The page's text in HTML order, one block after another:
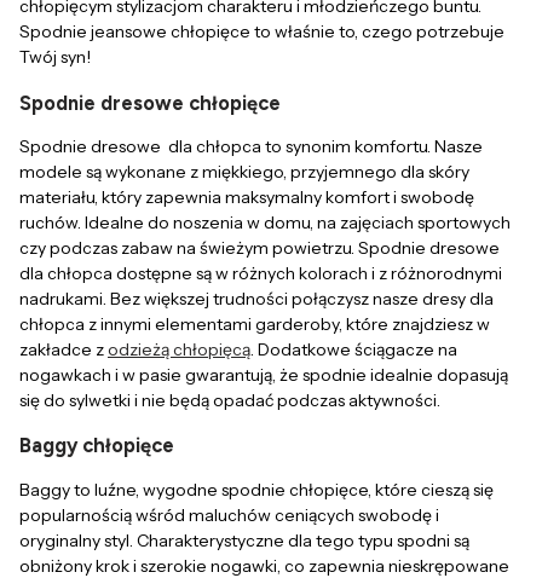
chłopięcym stylizacjom charakteru i młodzieńczego buntu.
Spodnie jeansowe chłopięce to właśnie to, czego potrzebuje
Twój syn!
Spodnie dresowe chłopięce
Spodnie dresowe dla chłopca to synonim komfortu. Nasze
modele są wykonane z miękkiego, przyjemnego dla skóry
materiału, który zapewnia maksymalny komfort i swobodę
ruchów. Idealne do noszenia w domu, na zajęciach sportowych
czy podczas zabaw na świeżym powietrzu. Spodnie dresowe
dla chłopca dostępne są w różnych kolorach i z różnorodnymi
nadrukami. Bez większej trudności połączysz nasze dresy dla
chłopca z innymi elementami garderoby, które znajdziesz w
zakładce zodzieżą chłopięcą. Dodatkowe ściągacze na
nogawkach i w pasie gwarantują, że spodnie idealnie dopasują
się do sylwetki i nie będą opadać podczas aktywności.
Baggy chłopięce
Baggy to luźne, wygodne spodnie chłopięce, które cieszą się
popularnością wśród maluchów ceniących swobodę i
oryginalny styl. Charakterystyczne dla tego typu spodni są
obniżony krok i szerokie nogawki, co zapewnia nieskrępowane